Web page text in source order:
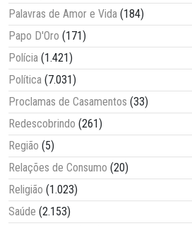
Palavras de Amor e Vida (184)
Papo D'Oro (171)
Polícia (1.421)
Política (7.031)
Proclamas de Casamentos (33)
Redescobrindo (261)
Região (5)
Relações de Consumo (20)
Religião (1.023)
Saúde (2.153)